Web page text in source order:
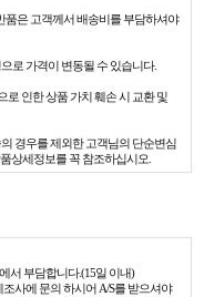
품은 고객께서 배송비를 부담하셔야
로 가격이 변동될 수 있습니다.
로 인한 상품 가치 훼손 시 교환 및
경우를 제외한 고객님의 단순변심
상세정보를 꼭 참조하십시오.
서 부담합니다.(15일 이내)
사에 문의 하시어 A/S를 받으셔야